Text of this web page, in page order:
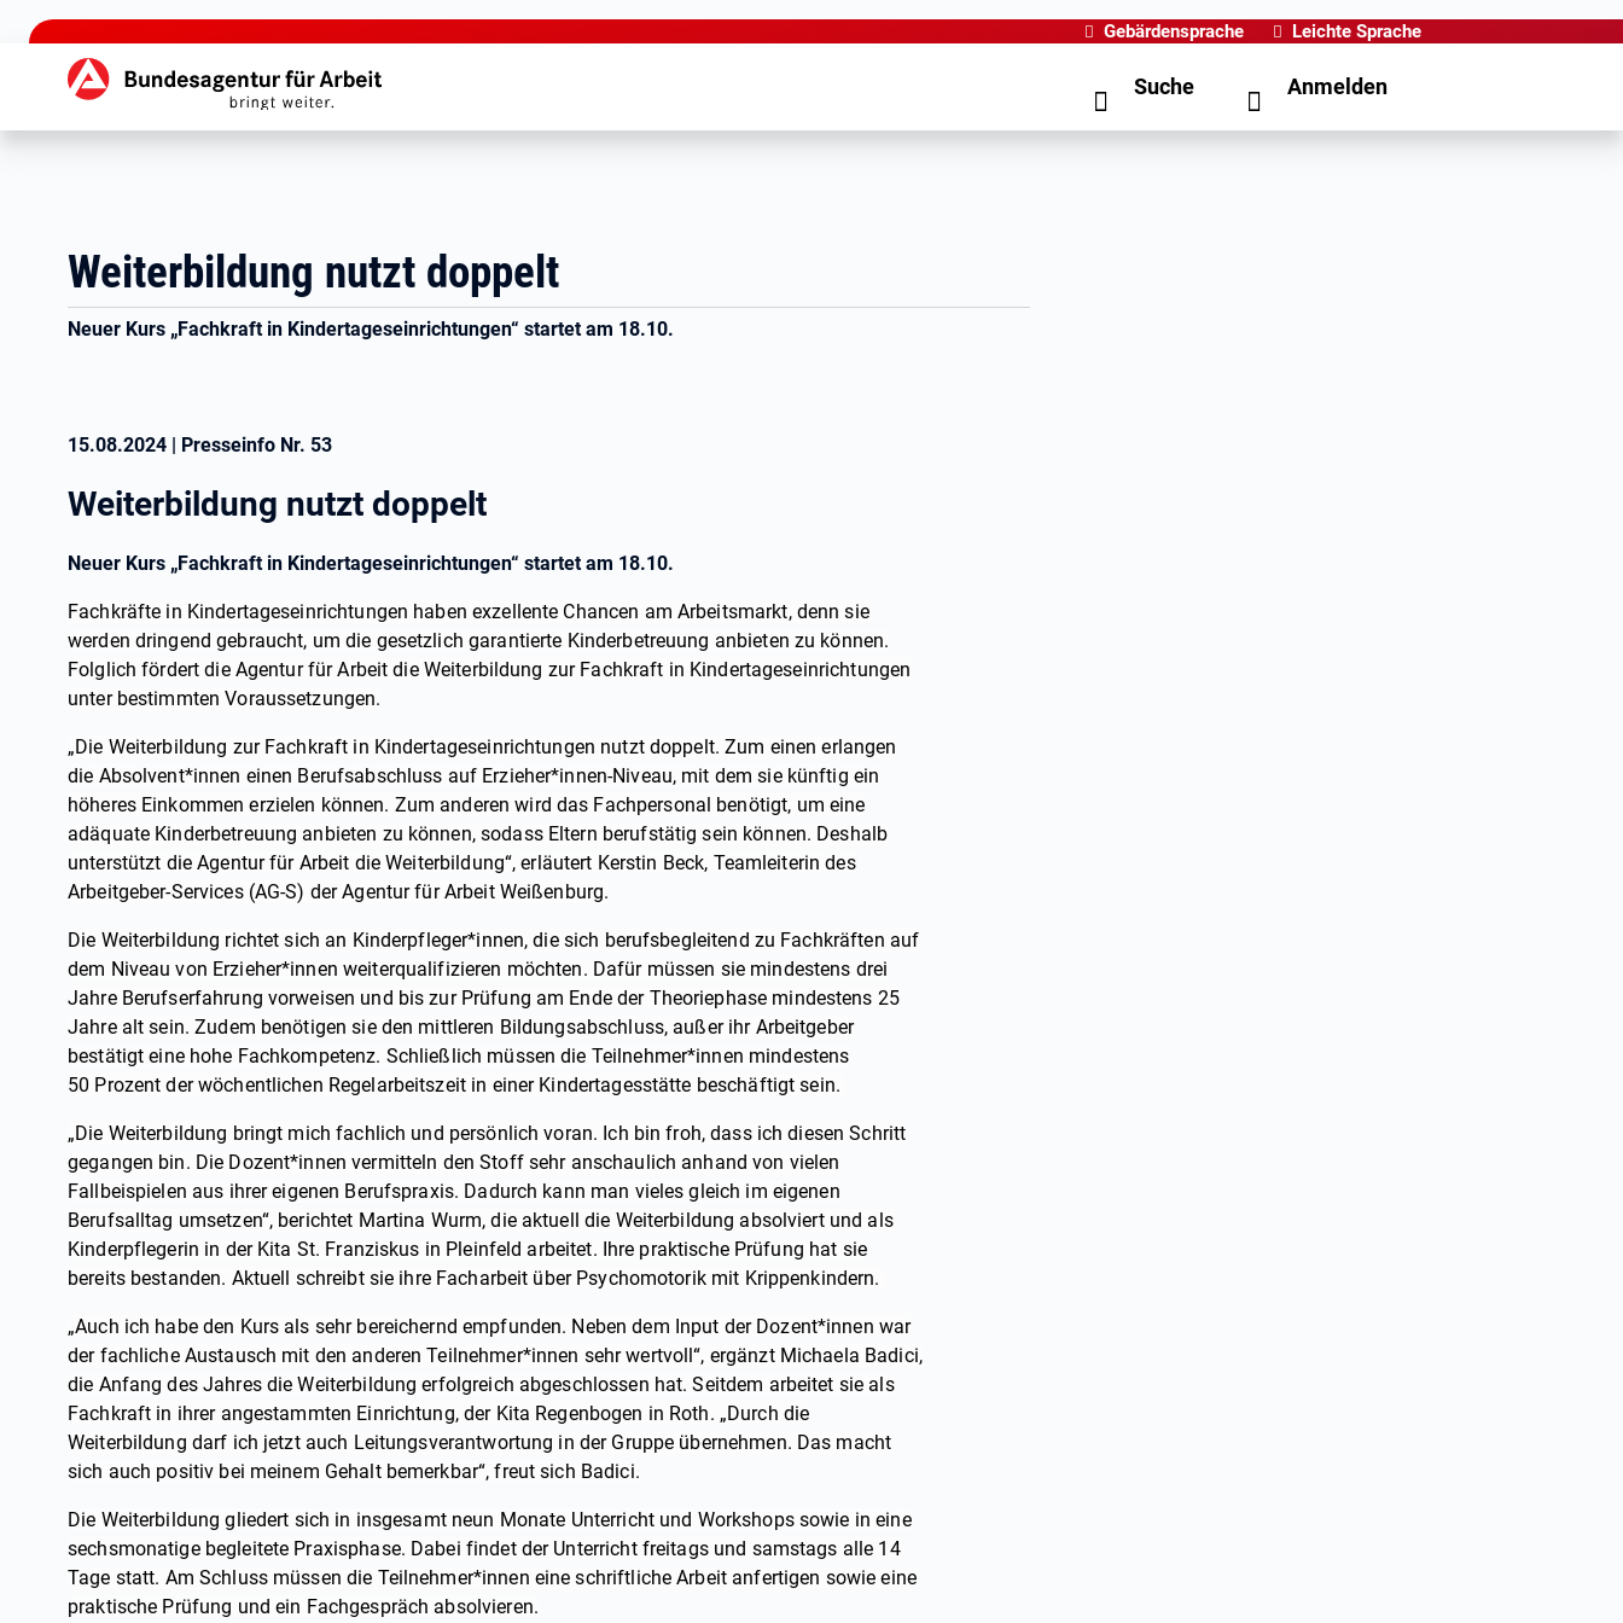
zu den Hauptinhalten springen
Gebärdensprache Leichte Sprache
Hauptnavigation Suche Anmelden
Weiterbildung nutzt doppelt
Neuer Kurs „Fachkraft in Kindertageseinrichtungen“ startet am 18.10.
15.08.2024 | Presseinfo Nr. 53
Weiterbildung nutzt doppelt
Neuer Kurs „Fachkraft in Kindertageseinrichtungen“ startet am 18.10.
Fachkräfte in Kindertageseinrichtungen haben exzellente Chancen am Arbeitsmarkt, denn sie
werden dringend gebraucht, um die gesetzlich garantierte Kinderbetreuung anbieten zu können.
Folglich fördert die Agentur für Arbeit die Weiterbildung zur Fachkraft in Kindertageseinrichtungen
unter bestimmten Voraussetzungen.
„Die Weiterbildung zur Fachkraft in Kindertageseinrichtungen nutzt doppelt. Zum einen erlangen
die Absolvent*innen einen Berufsabschluss auf Erzieher*innen-Niveau, mit dem sie künftig ein
höheres Einkommen erzielen können. Zum anderen wird das Fachpersonal benötigt, um eine
adäquate Kinderbetreuung anbieten zu können, sodass Eltern berufstätig sein können. Deshalb
unterstützt die Agentur für Arbeit die Weiterbildung“, erläutert Kerstin Beck, Teamleiterin des
Arbeitgeber-Services (AG-S) der Agentur für Arbeit Weißenburg.
Die Weiterbildung richtet sich an Kinderpfleger*innen, die sich berufsbegleitend zu Fachkräften auf
dem Niveau von Erzieher*innen weiterqualifizieren möchten. Dafür müssen sie mindestens drei
Jahre Berufserfahrung vorweisen und bis zur Prüfung am Ende der Theoriephase mindestens 25
Jahre alt sein. Zudem benötigen sie den mittleren Bildungsabschluss, außer ihr Arbeitgeber
bestätigt eine hohe Fachkompetenz. Schließlich müssen die Teilnehmer*innen mindestens
50 Prozent der wöchentlichen Regelarbeitszeit in einer Kindertagesstätte beschäftigt sein.
„Die Weiterbildung bringt mich fachlich und persönlich voran. Ich bin froh, dass ich diesen Schritt
gegangen bin. Die Dozent*innen vermitteln den Stoff sehr anschaulich anhand von vielen
Fallbeispielen aus ihrer eigenen Berufspraxis. Dadurch kann man vieles gleich im eigenen
Berufsalltag umsetzen“, berichtet Martina Wurm, die aktuell die Weiterbildung absolviert und als
Kinderpflegerin in der Kita St. Franziskus in Pleinfeld arbeitet. Ihre praktische Prüfung hat sie
bereits bestanden. Aktuell schreibt sie ihre Facharbeit über Psychomotorik mit Krippenkindern.
„Auch ich habe den Kurs als sehr bereichernd empfunden. Neben dem Input der Dozent*innen war
der fachliche Austausch mit den anderen Teilnehmer*innen sehr wertvoll“, ergänzt Michaela Badici,
die Anfang des Jahres die Weiterbildung erfolgreich abgeschlossen hat. Seitdem arbeitet sie als
Fachkraft in ihrer angestammten Einrichtung, der Kita Regenbogen in Roth. „Durch die
Weiterbildung darf ich jetzt auch Leitungsverantwortung in der Gruppe übernehmen. Das macht
sich auch positiv bei meinem Gehalt bemerkbar“, freut sich Badici.
Die Weiterbildung gliedert sich in insgesamt neun Monate Unterricht und Workshops sowie in eine
sechsmonatige begleitete Praxisphase. Dabei findet der Unterricht freitags und samstags alle 14
Tage statt. Am Schluss müssen die Teilnehmer*innen eine schriftliche Arbeit anfertigen sowie eine
praktische Prüfung und ein Fachgespräch absolvieren.